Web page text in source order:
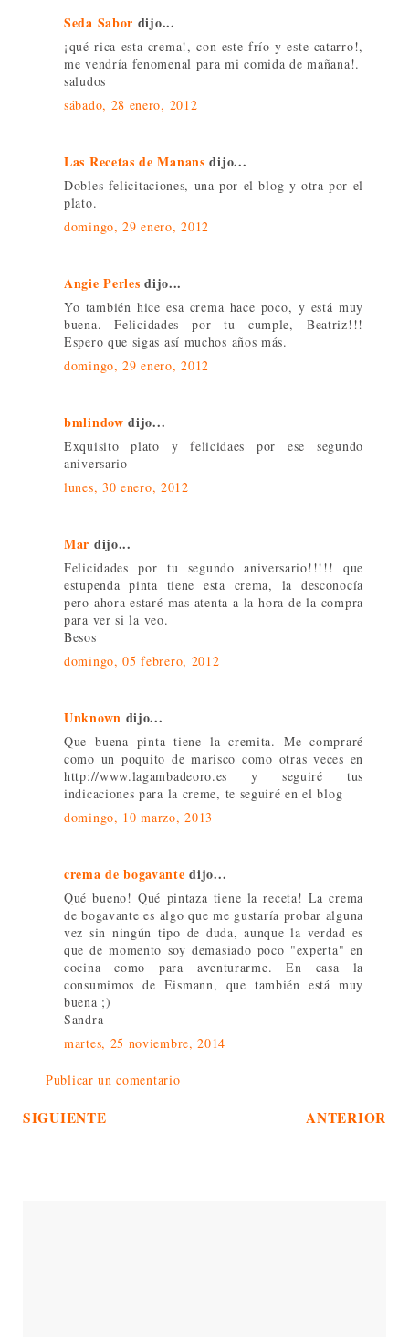
Seda Sabor dijo...
¡qué rica esta crema!, con este frío y este catarro!,
me vendría fenomenal para mi comida de mañana!.
saludos
sábado, 28 enero, 2012
Las Recetas de Manans dijo...
Dobles felicitaciones, una por el blog y otra por el
plato.
domingo, 29 enero, 2012
Angie Perles dijo...
Yo también hice esa crema hace poco, y está muy
buena. Felicidades por tu cumple, Beatriz!!!
Espero que sigas así muchos años más.
domingo, 29 enero, 2012
bmlindow dijo...
Exquisito plato y felicidaes por ese segundo
aniversario
lunes, 30 enero, 2012
Mar dijo...
Felicidades por tu segundo aniversario!!!!! que
estupenda pinta tiene esta crema, la desconocía
pero ahora estaré mas atenta a la hora de la compra
para ver si la veo.
Besos
domingo, 05 febrero, 2012
Unknown dijo...
Que buena pinta tiene la cremita. Me compraré
como un poquito de marisco como otras veces en
http://www.lagambadeoro.es y seguiré tus
indicaciones para la creme, te seguiré en el blog
domingo, 10 marzo, 2013
crema de bogavante dijo...
Qué bueno! Qué pintaza tiene la receta! La crema
de bogavante es algo que me gustaría probar alguna
vez sin ningún tipo de duda, aunque la verdad es
que de momento soy demasiado poco "experta" en
cocina como para aventurarme. En casa la
consumimos de Eismann, que también está muy
buena ;)
Sandra
martes, 25 noviembre, 2014
Publicar un comentario
SIGUIENTE ANTERIOR